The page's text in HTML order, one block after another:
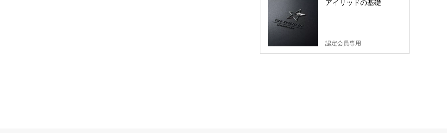
アイリッドの基礎
認定会員専用